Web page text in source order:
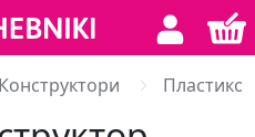
Конструктори